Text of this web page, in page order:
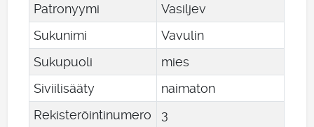
Patronyymi
Vasiljev
Sukunimi
Vavulin
Sukupuoli
mies
Siviilisääty
naimaton
Rekisteröintinumero
3